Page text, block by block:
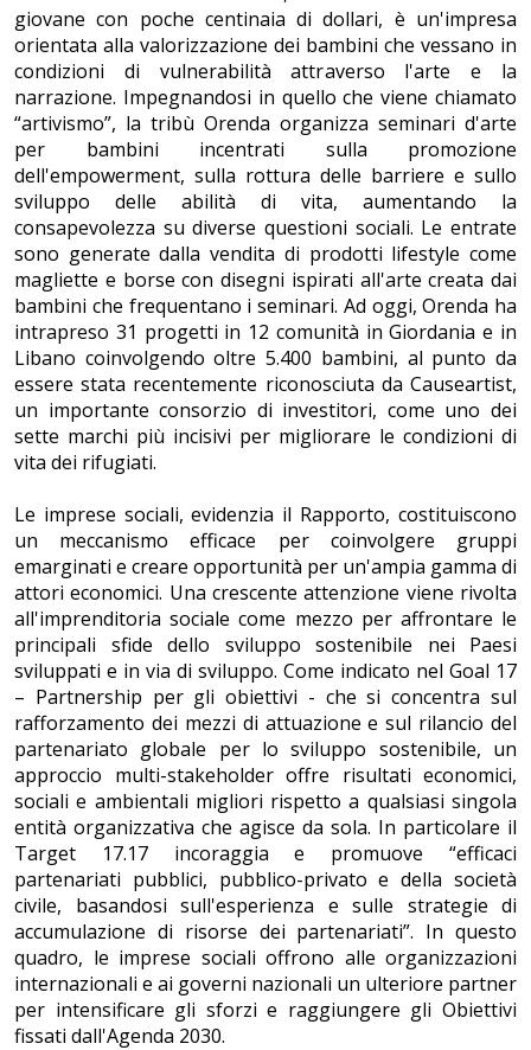
giovane con poche centinaia di dollari, è un'impresa
orientata alla valorizzazione dei bambini che vessano in
condizioni di vulnerabilità attraverso l'arte e la
narrazione. Impegnandosi in quello che viene chiamato
“artivismo”, la tribù Orenda organizza seminari d'arte
per bambini incentrati sulla promozione
dell'empowerment, sulla rottura delle barriere e sullo
sviluppo delle abilità di vita, aumentando la
consapevolezza su diverse questioni sociali. Le entrate
sono generate dalla vendita di prodotti lifestyle come
magliette e borse con disegni ispirati all'arte creata dai
bambini che frequentano i seminari. Ad oggi, Orenda ha
intrapreso 31 progetti in 12 comunità in Giordania e in
Libano coinvolgendo oltre 5.400 bambini, al punto da
essere stata recentemente riconosciuta da Causeartist,
un importante consorzio di investitori, come uno dei
sette marchi più incisivi per migliorare le condizioni di
vita dei rifugiati.
Le imprese sociali, evidenzia il Rapporto, costituiscono
un meccanismo efficace per coinvolgere gruppi
emarginati e creare opportunità per un'ampia gamma di
attori economici. Una crescente attenzione viene rivolta
all'imprenditoria sociale come mezzo per affrontare le
principali sfide dello sviluppo sostenibile nei Paesi
sviluppati e in via di sviluppo. Come indicato nel Goal 17
– Partnership per gli obiettivi - che si concentra sul
rafforzamento dei mezzi di attuazione e sul rilancio del
partenariato globale per lo sviluppo sostenibile, un
approccio multi-stakeholder offre risultati economici,
sociali e ambientali migliori rispetto a qualsiasi singola
entità organizzativa che agisce da sola. In particolare il
Target 17.17 incoraggia e promuove “efficaci
partenariati pubblici, pubblico-privato e della società
civile, basandosi sull'esperienza e sulle strategie di
accumulazione di risorse dei partenariati”. In questo
quadro, le imprese sociali offrono alle organizzazioni
internazionali e ai governi nazionali un ulteriore partner
per intensificare gli sforzi e raggiungere gli Obiettivi
fissati dall'Agenda 2030.